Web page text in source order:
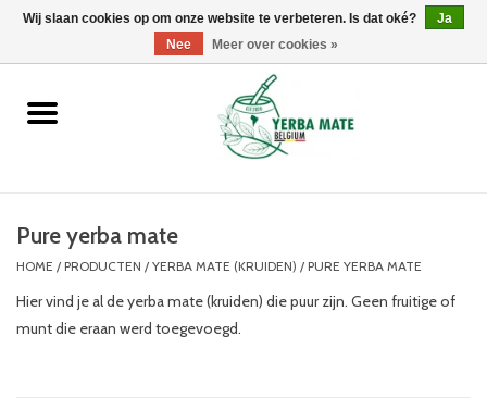
0 Artikelen - €0,00
Home
Producten
Pure yerba mate
HOME / PRODUCTEN / YERBA MATE (KRUIDEN) / PURE YERBA MATE
Hier vind je al de yerba mate (kruiden) die puur zijn. Geen fruitige of
munt die eraan werd toegevoegd.
Wij slaan cookies op om onze website te verbeteren. Is dat oké?
Ja
Nee
Meer over cookies »